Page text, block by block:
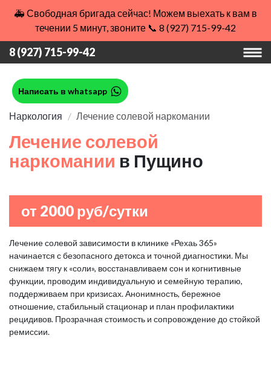
🚑 Свободная бригада сейчас! Можем выехать к вам в
течении 5 минут, звоните 📞 8 (927) 715-99-42
8 (927) 715-99-42
Написать в whatsapp
Наркология Лечение солевой наркомании
Лечение солевой
наркомании в Пущино
от 2000 руб/сутки
Лечение солевой зависимости в клинике «Рехаь 365»
начинается с безопасного детокса и точной диагностики. Мы
снижаем тягу к «соли», восстанавливаем сон и когнитивные
функции, проводим индивидуальную и семейную терапию,
поддерживаем при кризисах. Анонимность, бережное
отношение, стабильный стационар и план профилактики
рецидивов. Прозрачная стоимость и сопровождение до стойкой
ремиссии.